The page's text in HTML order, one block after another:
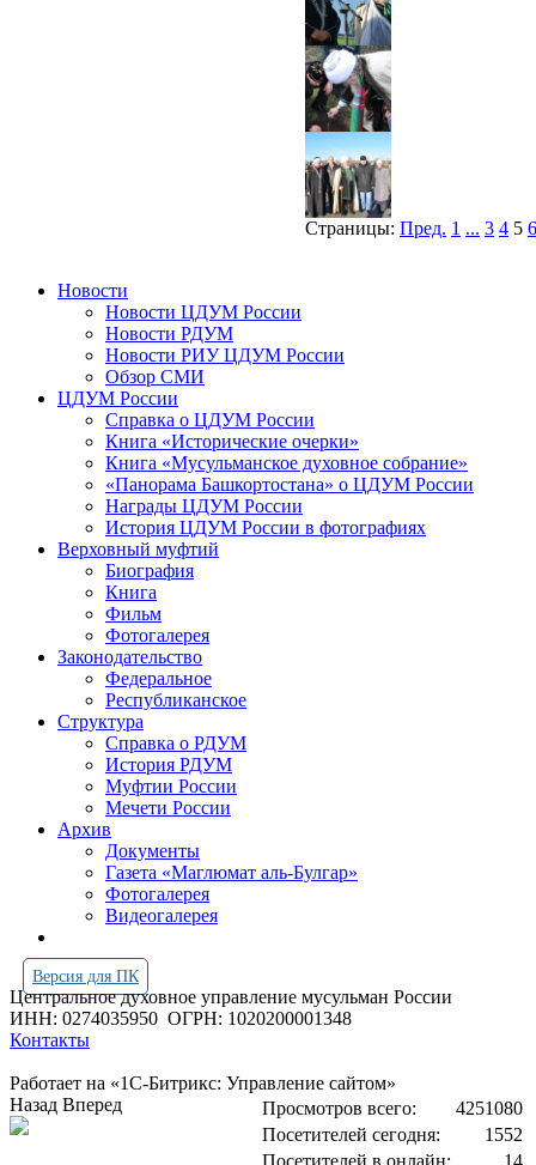
Страницы: Пред. 1 ... 3 4 5 6
Новости
Новости ЦДУМ России
Новости РДУМ
Новости РИУ ЦДУМ России
Обзор СМИ
ЦДУМ России
Справка о ЦДУМ России
Книга «Исторические очерки»
Книга «Мусульманское духовное собрание»
«Панорама Башкортостана» о ЦДУМ России
Награды ЦДУМ России
История ЦДУМ России в фотографиях
Верховный муфтий
Биография
Книга
Фильм
Фотогалерея
Законодательство
Федеральное
Республиканское
Структура
Справка о РДУМ
История РДУМ
Муфтии России
Мечети России
Архив
Документы
Газета «Маглюмат аль-Булгар»
Фотогалерея
Видеогалерея
Версия для ПК
Центральное духовное управление мусульман России
ИНН: 0274035950 ОГРН: 1020200001348
Контакты
Работает на «1С-Битрикс: Управление сайтом»
Просмотров всего:
4251080
Посетителей сегодня:
1552
Посетителей в онлайн:
14
Назад Вперед